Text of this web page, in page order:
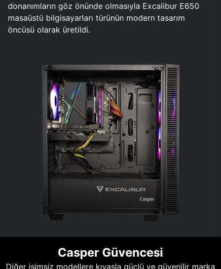
donanımların göz önünde olmasıyla Excalibur E650
masaüstü bilgisayarları türünün modern tasarım
öncüsü olarak üretildi.
Casper Güvencesi
Diğer isimsiz modellere kıyasla güçlü ve güvenilir marka